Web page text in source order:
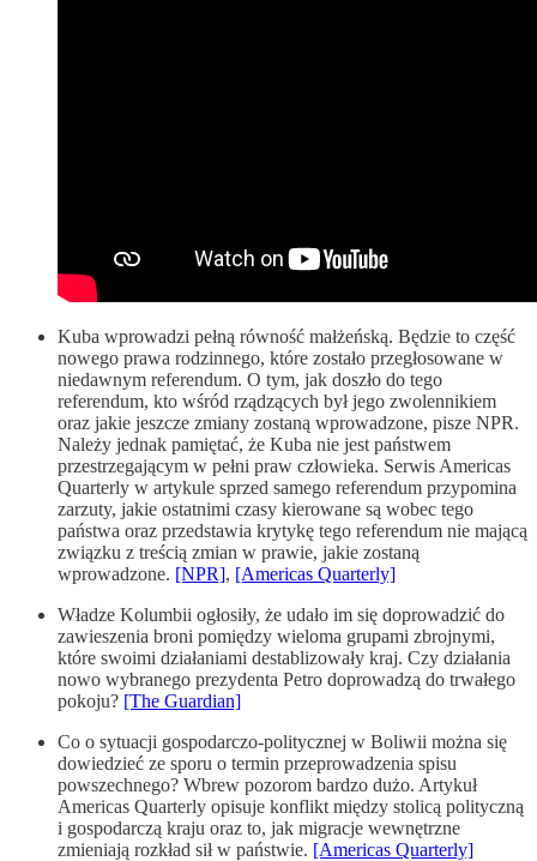
Kuba wprowadzi pełną równość małżeńską. Będzie to część
nowego prawa rodzinnego, które zostało przegłosowane w
niedawnym referendum. O tym, jak doszło do tego
referendum, kto wśród rządzących był jego zwolennikiem
oraz jakie jeszcze zmiany zostaną wprowadzone, pisze NPR.
Należy jednak pamiętać, że Kuba nie jest państwem
przestrzegającym w pełni praw człowieka. Serwis Americas
Quarterly w artykule sprzed samego referendum przypomina
zarzuty, jakie ostatnimi czasy kierowane są wobec tego
państwa oraz przedstawia krytykę tego referendum nie mającą
związku z treścią zmian w prawie, jakie zostaną
wprowadzone. [NPR], [Americas Quarterly]
Władze Kolumbii ogłosiły, że udało im się doprowadzić do
zawieszenia broni pomiędzy wieloma grupami zbrojnymi,
które swoimi działaniami destablizowały kraj. Czy działania
nowo wybranego prezydenta Petro doprowadzą do trwałego
pokoju? [The Guardian]
Co o sytuacji gospodarczo-politycznej w Boliwii można się
dowiedzieć ze sporu o termin przeprowadzenia spisu
powszechnego? Wbrew pozorom bardzo dużo. Artykuł
Americas Quarterly opisuje konflikt między stolicą polityczną
i gospodarczą kraju oraz to, jak migracje wewnętrzne
zmieniają rozkład sił w państwie. [Americas Quarterly]